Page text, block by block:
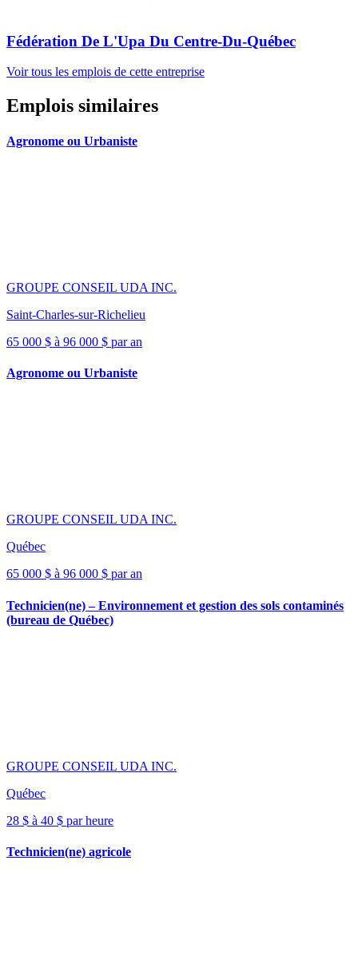
Fédération De L'Upa Du Centre-Du-Québec
Voir tous les emplois de cette entreprise
Emplois similaires
Agronome ou Urbaniste
GROUPE CONSEIL UDA INC.
Saint-Charles-sur-Richelieu
65 000 $ à 96 000 $ par an
Agronome ou Urbaniste
GROUPE CONSEIL UDA INC.
Québec
65 000 $ à 96 000 $ par an
Technicien(ne) – Environnement et gestion des sols contaminés
(bureau de Québec)
GROUPE CONSEIL UDA INC.
Québec
28 $ à 40 $ par heure
Technicien(ne) agricole